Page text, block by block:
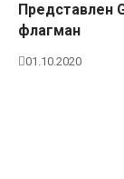
Представлен
флагман
01.10.2020